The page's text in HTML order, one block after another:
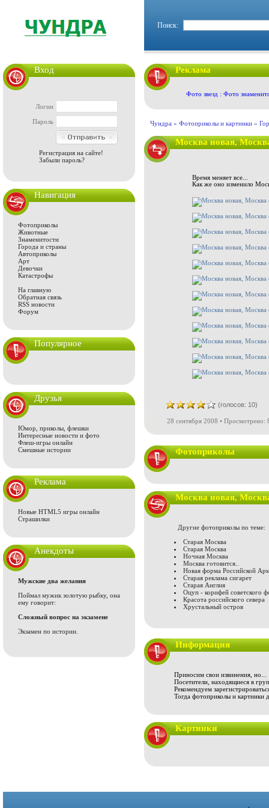
Поиск:
Вход
Логин
Пароль
Регистрация на сайте!
Забыли пароль?
Навигация
Фотоприколы
Животные
Знаменитости
Города и страны
Автоприколы
Арт
Девочки
Катастрофы
На главную
Обратная связь
RSS новости
Форум
Популярное
Друзья
Юмор, приколы, флешки
Интересные новости и фото
Флеш-игры онлайн
Смешные истории
Реклама
Новые HTML5 игры онлайн
Страшилки
Анекдоты
Мужские два желания
Поймал мужик золотую рыбку, она
ему говорит:
Сложный вопрос на экзамене
Экзамен по истории.
Реклама
Фото звезд : Фото
Чундра » Фотоприколы и картинки »
Москва новая,
Время меняет все...
Как же оно изменило
(голосов: 10)
28 сентября 2008 • Просмотрено:
Фотоприколы
Москва новая,
Другие фотоприколы по теме:
Старая Москва
Старая Москва
Ночная Москва
Москва готовится..
Новая форма Российской
Старая реклама сигарет
Старая Англия
Оцуп - корифей советского
Красота российского севера
Хрустальный остров
Информация
Приносим свои извинения, но...
Посетители, находящиеся в
Рекомендуем
Тогда фотоприколы и картинки
Картинки